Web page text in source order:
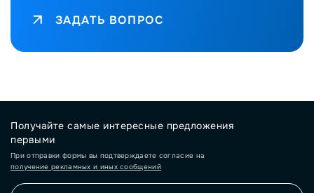
ЗАДАТЬ ВОПРОС
Получайте самые интересные предложения
первыми
При отправки формы вы подтверждаете согласие на
получение рекламных и иных сообщений